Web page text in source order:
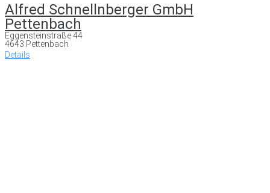
Alfred Schnellnberger GmbH
Pettenbach
Eggensteinstraße 44
4643 Pettenbach
Details